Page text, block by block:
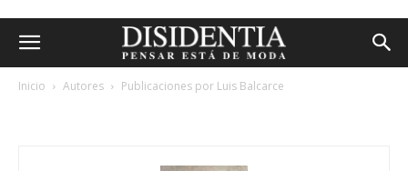
Inicio Autores Publicaciones por Luis Balcarce